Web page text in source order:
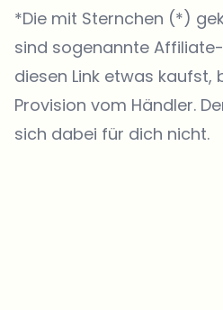
*Die mit Sternchen (*)
sind sogenannte
diesen Link etwas kaufst,
Provision vom Händler.
sich dabei für dich nicht.